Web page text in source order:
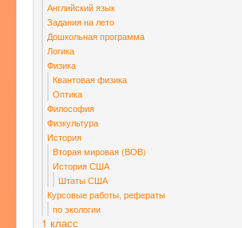
Английский язык
Задания на лето
Дошкольная программа
Логика
Физика
Квантовая физика
Оптика
Философия
Физкультура
История
Вторая мировая (ВОВ)
История США
Штаты США
Курсовые работы, рефераты
по экологии
1 класс